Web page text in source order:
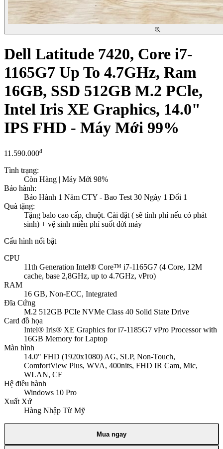
Dell Latitude 7420, Core i7-
1165G7 Up To 4.7GHz, Ram
16GB, SSD 512GB M.2 PCle,
Intel Iris XE Graphics, 14.0"
IPS FHD - Máy Mới 99%
11.590.000đ
Tình trạng:
Còn Hàng | Máy Mới 98%
Bảo hành:
Bảo Hành 1 Năm CTY - Bao Test 30 Ngày 1 Đổi 1
Quà tặng:
Tặng balo cao cấp, chuột. Cài đặt ( sẽ tính phí nếu có phát
sinh) + vệ sinh miễn phí suốt đời máy
Cấu hình nổi bật
CPU
11th Generation Intel® Core™ i7-1165G7 (4 Core, 12M
cache, base 2,8GHz, up to 4.7GHz, vPro)
RAM
16 GB, Non-ECC, Integrated
Đĩa Cứng
M.2 512GB PCIe NVMe Class 40 Solid State Drive
Card đồ họa
Intel® Iris® XE Graphics for i7-1185G7 vPro Processor with
16GB Memory for Laptop
Màn hình
14.0" FHD (1920x1080) AG, SLP, Non-Touch,
ComfortView Plus, WVA, 400nits, FHD IR Cam, Mic,
WLAN, CF
Hệ điều hành
Windows 10 Pro
Xuất Xứ
Hàng Nhập Từ Mỹ
Mua ngay